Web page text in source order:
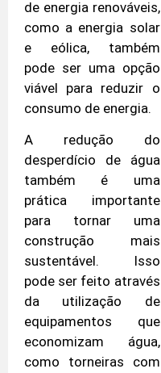
de energia renováveis,
como a energia solar
e eólica, também
pode ser uma opção
viável para reduzir o
consumo de energia.
A redução do
desperdício de água
também é uma
prática importante
para tornar uma
construção mais
sustentável. Isso
pode ser feito através
da utilização de
equipamentos que
economizam água,
como torneiras com